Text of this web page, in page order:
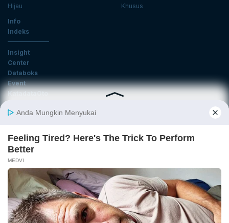
Hijau
Khusus
Info
Indeks
Insight
Center
Databoks
Event
KatadataOto
Email
Daftar
Tentang Katadata Advertising Karier
Pedoman Media Siber
Kebijakan Privasi
Disclaimer Hubungi Kami